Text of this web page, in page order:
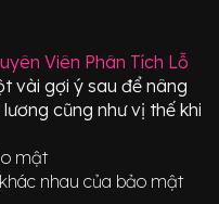
Viên Phân Tích Lỗ
vài gợi ý sau để nâng
cũng như vị thế khi
mật
nhau của bảo mật